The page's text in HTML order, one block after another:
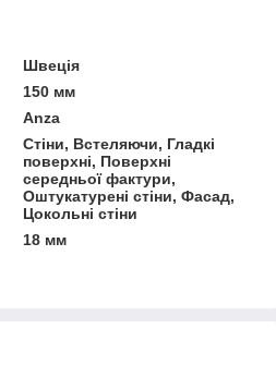
Швеція
150 мм
Anza
Стіни, Встеляючи, Гладкі
поверхні, Поверхні
середньої фактури,
Оштукатурені стіни, Фасад,
Цокольні стіни
18 мм